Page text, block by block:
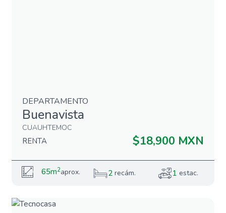
DEPARTAMENTO
Buenavista
CUAUHTEMOC
RENTA $18,900 MXN
65m2aprox. 2 recám. 1 estac.